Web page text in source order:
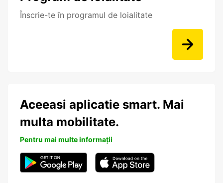
Înscrie-te în programul de loialitate
Aceeasi aplicatie smart. Mai
multa mobilitate.
Pentru mai multe informații